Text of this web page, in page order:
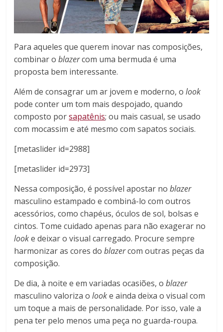
Para aqueles que querem inovar nas composições,
combinar oblazercom uma bermuda é uma
proposta bem interessante.
Além de consagrar um ar jovem e moderno, olook
pode conter um tom mais despojado, quando
composto porsapatênis; ou mais casual, se usado
com mocassim e até mesmo com sapatos sociais.
[metaslider id=2988]
[metaslider id=2973]
Nessa composição, é possível apostar noblazer
masculino estampado e combiná-lo com outros
acessórios, como chapéus, óculos de sol, bolsas e
cintos. Tome cuidado apenas para não exagerar no
looke deixar o visual carregado. Procure sempre
harmonizar as cores doblazercom outras peças da
composição.
De dia, à noite e em variadas ocasiões, oblazer
masculino valoriza olooke ainda deixa o visual com
um toque a mais de personalidade. Por isso, vale a
pena ter pelo menos uma peça no guarda-roupa.